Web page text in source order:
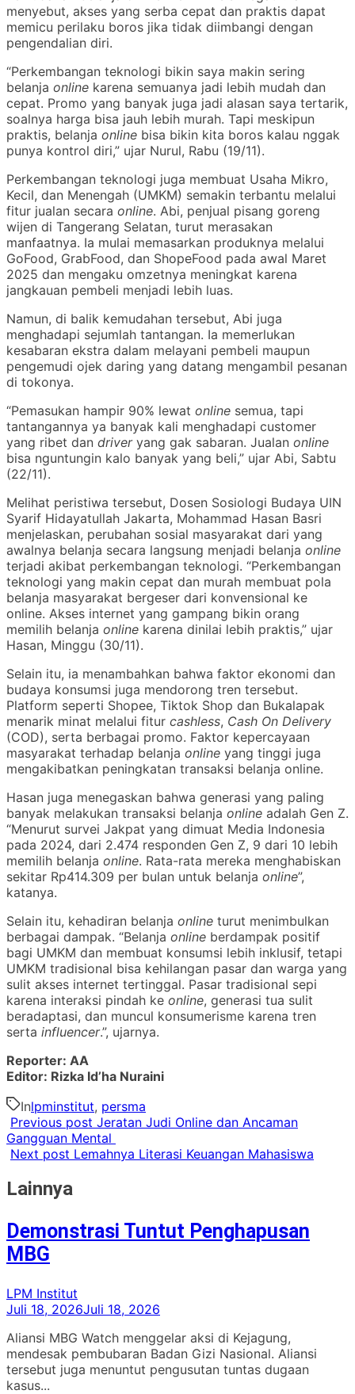
menyebut, akses yang serba cepat dan praktis dapat
memicu perilaku boros jika tidak diimbangi dengan
pengendalian diri.
“Perkembangan teknologi bikin saya makin sering
belanja online karena semuanya jadi lebih mudah dan
cepat. Promo yang banyak juga jadi alasan saya tertarik,
soalnya harga bisa jauh lebih murah. Tapi meskipun
praktis, belanja online bisa bikin kita boros kalau nggak
punya kontrol diri,” ujar Nurul, Rabu (19/11).
Perkembangan teknologi juga membuat Usaha Mikro,
Kecil, dan Menengah (UMKM) semakin terbantu melalui
fitur jualan secara online. Abi, penjual pisang goreng
wijen di Tangerang Selatan, turut merasakan
manfaatnya. Ia mulai memasarkan produknya melalui
GoFood, GrabFood, dan ShopeFood pada awal Maret
2025 dan mengaku omzetnya meningkat karena
jangkauan pembeli menjadi lebih luas.
Namun, di balik kemudahan tersebut, Abi juga
menghadapi sejumlah tantangan. Ia memerlukan
kesabaran ekstra dalam melayani pembeli maupun
pengemudi ojek daring yang datang mengambil pesanan
di tokonya.
“Pemasukan hampir 90% lewat online semua, tapi
tantangannya ya banyak kali menghadapi customer
yang ribet dan driveryang gak sabaran. Jualan online
bisa nguntungin kalo banyak yang beli,” ujar Abi, Sabtu
(22/11).
Melihat peristiwa tersebut, Dosen Sosiologi Budaya UIN
Syarif Hidayatullah Jakarta, Mohammad Hasan Basri
menjelaskan, perubahan sosial masyarakat dari yang
awalnya belanja secara langsung menjadi belanja online
terjadi akibat perkembangan teknologi. “Perkembangan
teknologi yang makin cepat dan murah membuat pola
belanja masyarakat bergeser dari konvensional ke
online. Akses internet yang gampang bikin orang
memilih belanja online karena dinilai lebih praktis,” ujar
Hasan, Minggu (30/11).
Selain itu, ia menambahkan bahwa faktor ekonomi dan
budaya konsumsi juga mendorong tren tersebut.
Platform seperti Shopee, Tiktok Shop dan Bukalapak
menarik minat melalui fitur cashless, Cash On Delivery
(COD), serta berbagai promo. Faktor kepercayaan
masyarakat terhadap belanja online yang tinggi juga
mengakibatkan peningkatan transaksi belanja online.
Hasan juga menegaskan bahwa generasi yang paling
banyak melakukan transaksi belanja online adalah Gen Z.
“Menurut survei Jakpat yang dimuat Media Indonesia
pada 2024, dari 2.474 responden Gen Z, 9 dari 10 lebih
memilih belanja online. Rata-rata mereka menghabiskan
sekitar Rp414.309 per bulan untuk belanja online”,
katanya.
Selain itu, kehadiran belanja online turut menimbulkan
berbagai dampak. “Belanja online berdampak positif
bagi UMKM dan membuat konsumsi lebih inklusif, tetapi
UMKM tradisional bisa kehilangan pasar dan warga yang
sulit akses internet tertinggal. Pasar tradisional sepi
karena interaksi pindah ke online, generasi tua sulit
beradaptasi, dan muncul konsumerisme karena tren
serta influencer.”, ujarnya.
Reporter: AA
Editor: Rizka Id’ha Nuraini
Inlpminstitut, persma
Previous post Jeratan Judi Online dan Ancaman
Gangguan Mental
Next post Lemahnya Literasi Keuangan Mahasiswa
Lainnya
Demonstrasi Tuntut Penghapusan
MBG
LPM Institut
Juli 18, 2026Juli 18, 2026
Aliansi MBG Watch menggelar aksi di Kejagung,
mendesak pembubaran Badan Gizi Nasional. Aliansi
tersebut juga menuntut pengusutan tuntas dugaan
kasus...